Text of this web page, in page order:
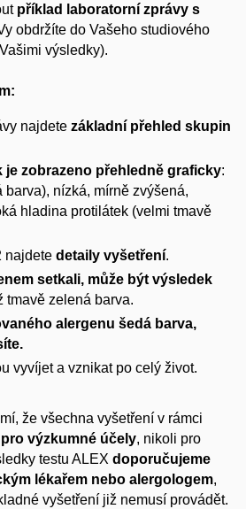
příklad laboratorní zprávy s
obdržíte do Vašeho studiového
výsledky).
najdete základní přehled skupin
je zobrazeno přehledně graficky:
barva), nízká, mírně zvýšená,
hladina protilátek (velmi tmavě
najdete detaily vyšetření.
setkali, může být výsledek
tmavě zelená barva.
alergenu šedá barva,
vyvíjet a vznikat po celý život.
že všechna vyšetření v rámci
pro výzkumné účely, nikoli pro
testu ALEX doporučujeme
lékařem nebo alergologem,
vyšetření již nemusí provádět.​